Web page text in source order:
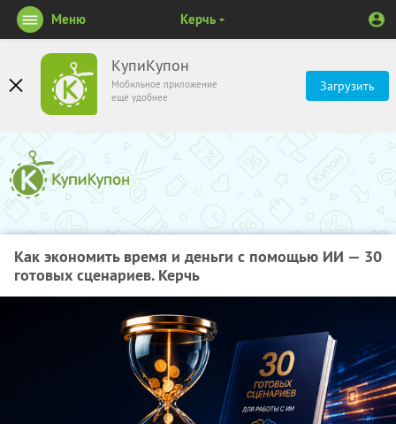
КупиКупон
Мобильное приложение
ещё удобнее
Загрузить
Меню Керчь
Как экономить время и деньги с помощью ИИ — 30
готовых сценариев. Керчь